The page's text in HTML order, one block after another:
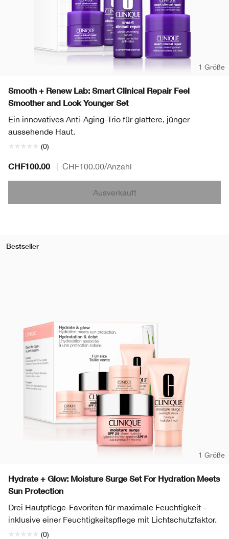
1 Größe
Smooth + Renew Lab: Smart Clinical Repair Feel
Smoother and Look Younger Set
Ein innovatives Anti-Aging-Trio für glattere, jünger
aussehende Haut.
(0)
CHF100.00 CHF100.00/Anzahl
Ausverkauft
Bestseller
1 Größe
Hydrate + Glow: Moisture Surge Set For Hydration Meets
Sun Protection
Drei Hautpflege-Favoriten für maximale Feuchtigkeit –
inklusive einer Feuchtigkeitspflege mit Lichtschutzfaktor.
(0)